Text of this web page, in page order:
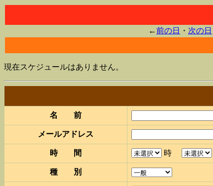
←前の日 ・ 次の日
現在スケジュールはありません。
名 前
メールアドレス
時 間 時
種 別